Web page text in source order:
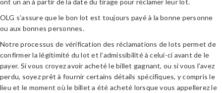
ont un an à partir de la date du tirage pour réclamer leur lot.
OLG s’assure que le bon lot est toujours payé à la bonne personne
ou aux bonnes personnes.
Notre processus de vérification des réclamations de lots permet de
confirmer la légitimité du lot et l’admissibilité à celui-ci avant de le
payer. Si vous croyez avoir acheté le billet gagnant, ou si vous l’avez
perdu, soyez prêt à fournir certains détails spécifiques, y compris le
lieu et le moment où le billet a été acheté lorsque vous appellerez le